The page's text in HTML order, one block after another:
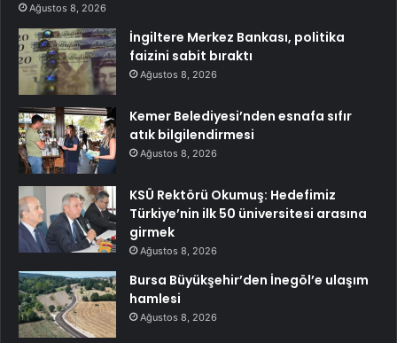
Ağustos 8, 2026
İngiltere Merkez Bankası, politika
faizini sabit bıraktı
Ağustos 8, 2026
Kemer Belediyesi’nden esnafa sıfır
atık bilgilendirmesi
Ağustos 8, 2026
KSÜ Rektörü Okumuş: Hedefimiz
Türkiye’nin ilk 50 üniversitesi arasına
girmek
Ağustos 8, 2026
Bursa Büyükşehir’den İnegöl’e ulaşım
hamlesi
Ağustos 8, 2026